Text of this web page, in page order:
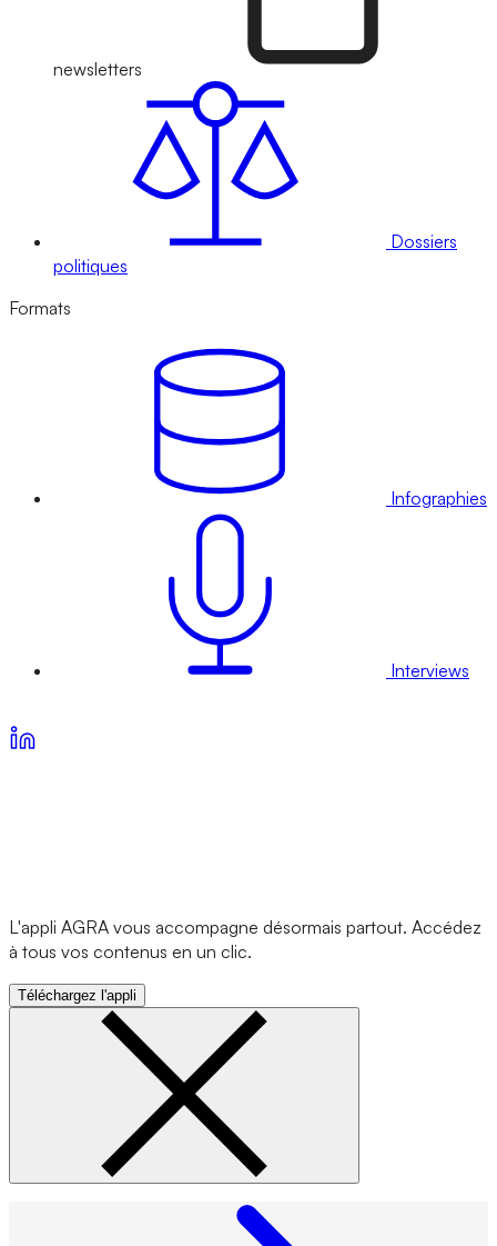
newsletters
Dossiers
politiques
Formats
Infographies
Interviews
L'appli AGRA vous accompagne désormais partout. Accédez
à tous vos contenus en un clic.
Téléchargez l'appli